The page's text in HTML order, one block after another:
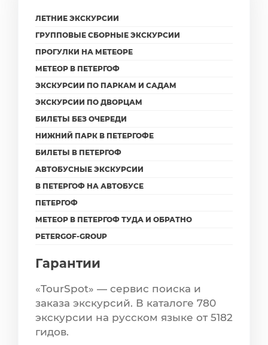
ЛЕТНИЕ ЭКСКУРСИИ
ГРУППОВЫЕ СБОРНЫЕ ЭКСКУРСИИ
ПРОГУЛКИ НА МЕТЕОРЕ
МЕТЕОР В ПЕТЕРГОФ
ЭКСКУРСИИ ПО ПАРКАМ И САДАМ
ЭКСКУРСИИ ПО ДВОРЦАМ
БИЛЕТЫ БЕЗ ОЧЕРЕДИ
НИЖНИЙ ПАРК В ПЕТЕРГОФЕ
БИЛЕТЫ В ПЕТЕРГОФ
АВТОБУСНЫЕ ЭКСКУРСИИ
В ПЕТЕРГОФ НА АВТОБУСЕ
ПЕТЕРГОФ
МЕТЕОР В ПЕТЕРГОФ ТУДА И ОБРАТНО
PETERGOF-GROUP
Гарантии
«TourSpot» — сервис поиска и
заказа экскурсий. В каталоге 780
экскурсии на русском языке от 5182
гидов.